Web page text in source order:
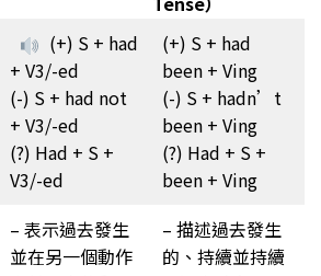
(+) S + had
+ V3/-ed
(-) S + had not
+ V3/-ed
(?) Had + S +
V3/-ed
(+) S + had
been + Ving
(-) S + hadn’t
been + Ving
(?) Had + S +
been + Ving
– 表示過去發生
並在另一個動作
– 描述過去發生
的、持續並持續